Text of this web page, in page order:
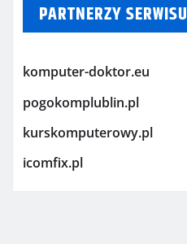
PARTNERZY SERWISU
komputer-doktor.eu
pogokomplublin.pl
kurskomputerowy.pl
icomfix.pl